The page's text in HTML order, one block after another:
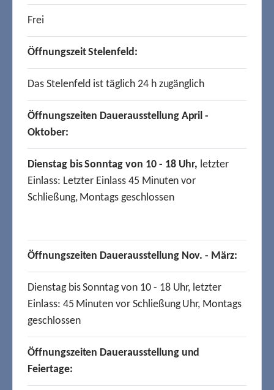
Frei
Öffnungszeit Stelenfeld:
Das Stelenfeld ist täglich 24 h zugänglich
Öffnungszeiten Dauerausstellung April -
Oktober:
Dienstag bis Sonntag von 10 - 18 Uhr, letzter
Einlass: Letzter Einlass 45 Minuten vor
Schließung, Montags geschlossen
Öffnungszeiten Dauerausstellung Nov. - März:
Dienstag bis Sonntag von 10 - 18 Uhr, letzter
Einlass: 45 Minuten vor Schließung Uhr, Montags
geschlossen
Öffnungszeiten Dauerausstellung und
Feiertage: